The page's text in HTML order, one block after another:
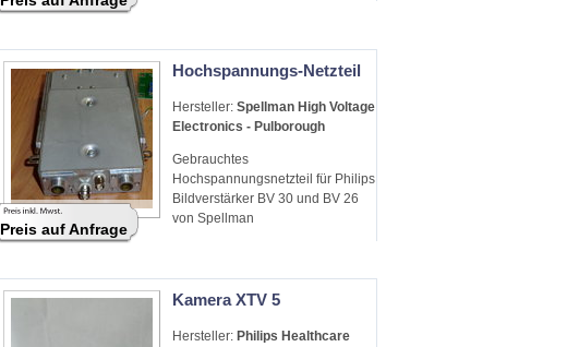
Hochspannungs-Netzteil
Hersteller: Spellman High Voltage
Electronics - Pulborough
Gebrauchtes
Hochspannungsnetzteil für Philips
Bildverstärker BV 30 und BV 26
von Spellman
Preis auf Anfrage
Kamera XTV 5
Hersteller: Philips Healthcare